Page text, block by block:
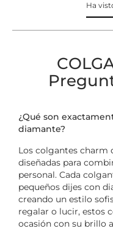
Ha
¿Qué son
diamante?
Los colgantes charm
diseñadas para
personal. Cada
pequeños dijes con
creando un estilo
regalar o lucir, estos
ocasión con su brillo